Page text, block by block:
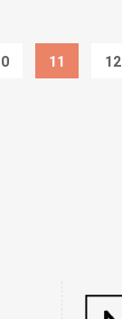
11 12